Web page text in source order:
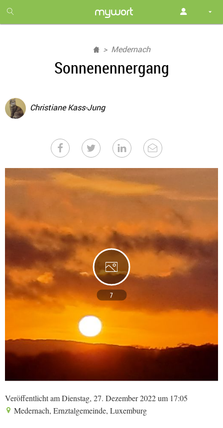
month
free
Medernach
Sonnenennergang
Christiane Kass-Jung
7
Veröffentlicht am Dienstag, 27. Dezember 2022 um 17:05
Medernach, Ernztalgemeinde, Luxemburg